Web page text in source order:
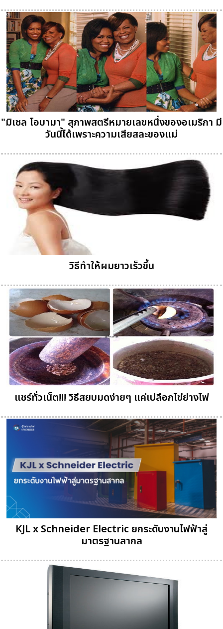
"มิเชล โอบามา" สุภาพสตรีหมายเลขหนึ่งของอเมริกา มี
วันนี้ได้เพราะความเสียสละของแม่
วิธีทําให้ผมยาวเร็วขึ้น
แชร์ทั่วเน็ต!!! วิธีสยบมดง่ายๆ แค่เปลือกไข่ย่างไฟ
KJL x Schneider Electric ยกระดับงานไฟฟ้าสู่
มาตรฐานสากล